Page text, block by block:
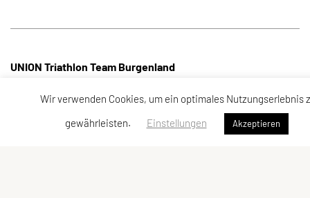
UNION Triathlon Team Burgenland
Telefon: +43 650 600 10 01
Wir verwenden Cookies, um ein optimales Nutzungserlebnis
gewährleisten.
Einstellungen Akzeptieren